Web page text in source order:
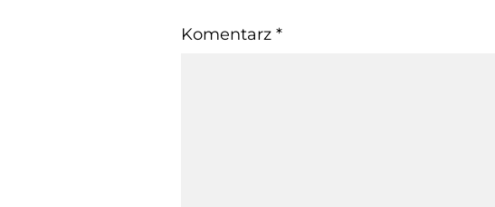
Komentarz *